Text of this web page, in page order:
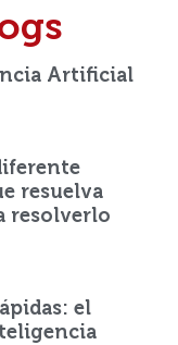
Artificial
resuelva
resolverlo
el